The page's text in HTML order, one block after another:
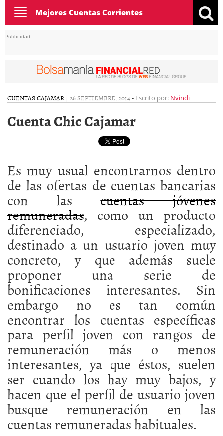
Toggle
navigation
Mejores Cuentas Corrientes
Publicidad
CUENTAS CAJAMAR | 26 SEPTIEMBRE, 2014- Escrito por: Nvindi
Cuenta Chic Cajamar
Es muy usual encontrarnos dentro
de las ofertas de cuentas bancarias
con lascuentas jóvenes
remuneradas, como un producto
diferenciado, especializado,
destinado a un usuario joven muy
concreto, y que además suele
proponer una serie de
bonificaciones interesantes. Sin
embargo no es tan común
encontrar los cuentas específicas
para perfil joven con rangos de
remuneración más o menos
interesantes, ya que éstos, suelen
ser cuando los hay muy bajos, y
hacen que el perfil de usuario joven
busque remuneración en las
cuentas remuneradas habituales.